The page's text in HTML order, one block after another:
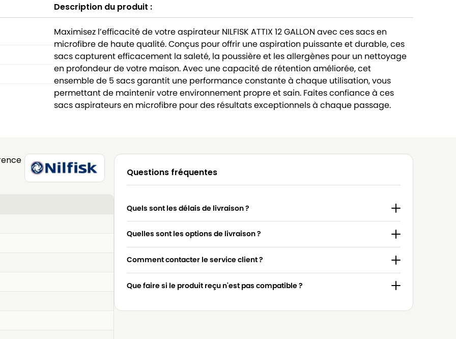
Description du produit :
Maximisez l’efficacité de votre aspirateur NILFISK ATTIX 12 GALLON avec ces sacs en
microfibre de haute qualité. Conçus pour offrir une aspiration puissante et durable, ces
sacs capturent efficacement la saleté, la poussière et les allergènes pour un nettoyage
en profondeur de votre maison. Avec une capacité de rétention améliorée, cet
ensemble de 5 sacs garantit une performance constante à chaque utilisation, vous
permettant de maintenir votre environnement propre et sain. Faites confiance à ces
sacs aspirateurs en microfibre pour des résultats exceptionnels à chaque passage.
Questions fréquentes
Quels sont les délais de livraison ?
Quelles sont les options de livraison ?
Comment contacter le service client ?
Que faire si le produit reçu n'est pas compatible ?